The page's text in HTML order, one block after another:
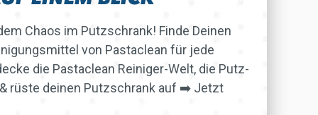
Chaos im Putzschrank! Finde Deinen
von Pastaclean für jede
die Pastaclean Reiniger-Welt, die Putz-
rüste deinen Putzschrank auf ➡️ Jetzt